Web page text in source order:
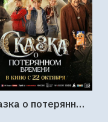
Сказка о потерянном времени